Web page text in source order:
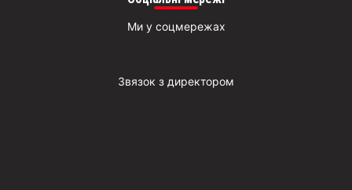
Ми у соцмережах
Звязок з директором